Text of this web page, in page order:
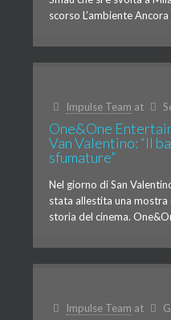
scorso L’ambiente
Impulse Team at
One&One
Van Valentino: “Il
sfumature”
Nel giorno di San
stata allestita una mostra
storia del cinema.
Impulse Team at